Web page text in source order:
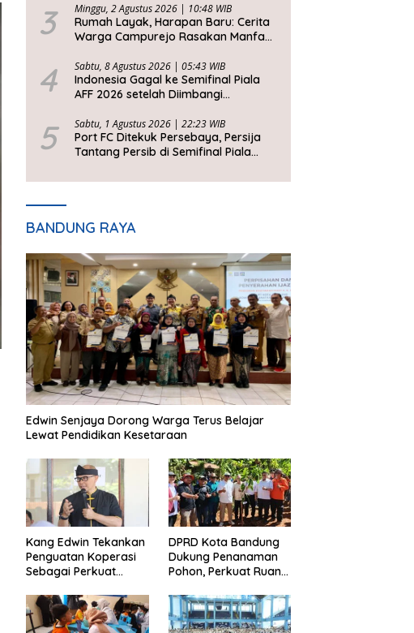
Kesejahteraan Rakyat
3 Minggu, 2 Agustus 2026 | 10:48 WIB
Rumah Layak, Harapan Baru: Cerita
Warga Campurejo Rasakan Manfaat
4 Sabtu, 8 Agustus 2026 | 05:43 WIB
Indonesia Gagal ke Semifinal Piala
AFF 2026 setelah Diimbangi
Beruntung
5 Sabtu, 1 Agustus 2026 | 22:23 WIB
Port FC Ditekuk Persebaya, Persija
Tantang Persib di Semifinal Piala
BANDUNG RAYA
Edwin Senjaya Dorong Warga Terus Belajar
Lewat Pendidikan Kesetaraan
Kang Edwin Tekankan
Penguatan Koperasi
Sebagai Perkuat
DPRD Kota Bandung
Dukung Penanaman
Pohon, Perkuat Ruang